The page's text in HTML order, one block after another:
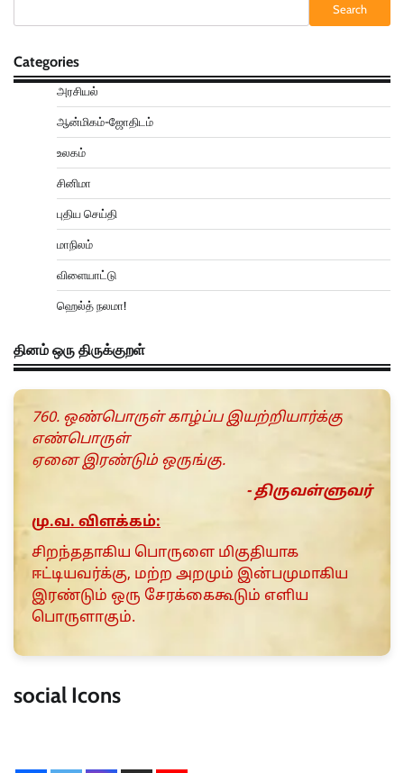
Search
Categories
அரசியல்
ஆன்மிகம்-ஜோதிடம்
உலகம்
சினிமா
புதிய செய்தி
மாநிலம்
விளையாட்டு
ஹெல்த் நலமா!
தினம் ஒரு திருக்குறள்
760. ஒண்பொருள் காழ்ப்ப இயற்றியார்க்கு
எண்பொருள்
ஏனை இரண்டும் ஒருங்கு.
- திருவள்ளுவர்
மு.வ. விளக்கம்:
சிறந்ததாகிய பொருளை மிகுதியாக
ஈட்டியவர்க்கு, மற்ற அறமும் இன்பமுமாகிய
இரண்டும் ஒரு சேரக்கைகூடும் எளிய
பொருளாகும்.
social Icons